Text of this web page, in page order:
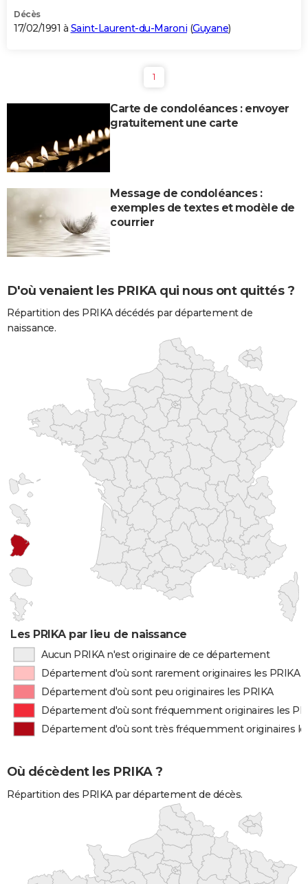
Décès
17/02/1991 à Saint-Laurent-du-Maroni (Guyane)
1
Carte de condoléances : envoyer
gratuitement une carte
Message de condoléances :
exemples de textes et modèle de
courrier
D'où venaient les PRIKA qui nous ont quittés ?
Répartition des PRIKA décédés par département de
naissance.
Les PRIKA par lieu de naissance
Aucun PRIKA n'est originaire de ce département
Département d'où sont rarement originaires les PRIKA
Département d'où sont peu originaires les PRIKA
Département d'où sont fréquemment originaires les
Département d'où sont très fréquemment originaires
Où décèdent les PRIKA ?
Répartition des PRIKA par département de décès.